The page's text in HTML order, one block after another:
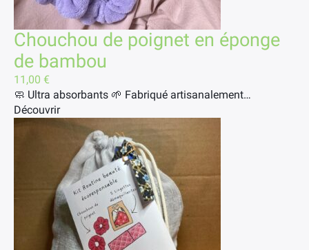
Chouchou de poignet en éponge
de bambou
11,00 €
🧼 Ultra absorbants 🌱 Fabriqué artisanalement…
Découvrir